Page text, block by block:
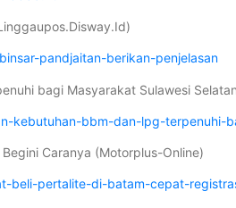
pandjaitan-berikan-penjelasan
bagi Masyarakat Sulawesi
kebutuhan-bbm-dan-lpg-terpenuhi-
Caranya (Motorplus-Online)
pertalite-di-batam-cepat-